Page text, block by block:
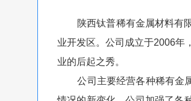
陕西钛普稀有金属材料有限
业开发区。公司成立于2006年
业的后起之秀。
公司主要经营各种稀有金属